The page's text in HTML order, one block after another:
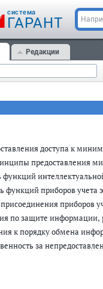
cистема
ГАРАНТ
Редакции
доступа к
предоставления
функций приборов учета
приборов
по защите информации,
к порядку обмена
за